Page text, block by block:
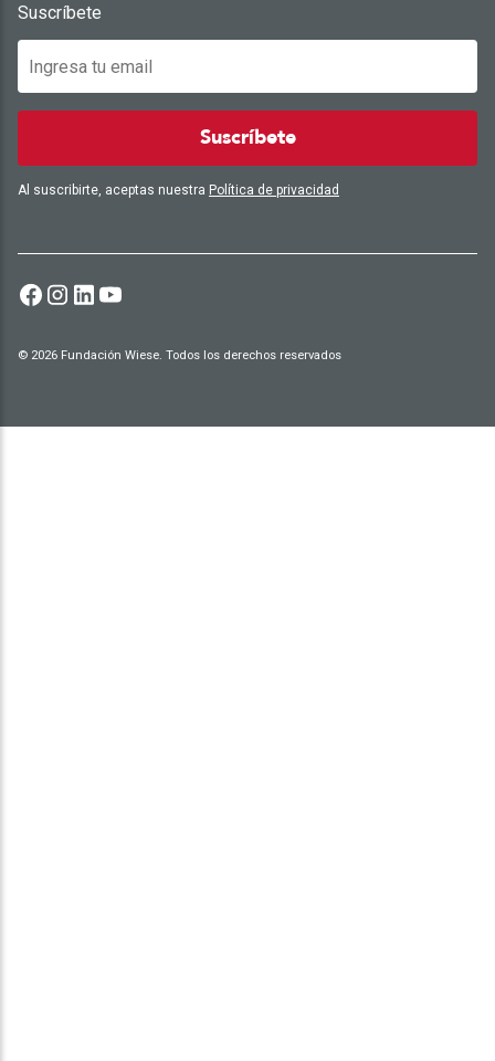
Suscríbete
Suscríbete
Al suscribirte, aceptas nuestra Política de privacidad
© 2026 Fundación Wiese. Todos los derechos reservados